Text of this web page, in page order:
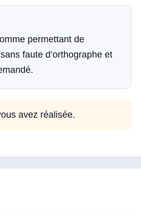
permettant de
faute d’orthographe et
avez réalisée.